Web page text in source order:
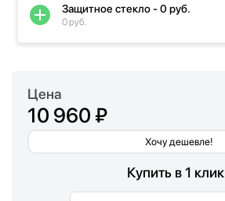
Цена
10 960 ₽
Хочу дешевле!
Купить в 1 клик
Защитное стекло - 0 руб.
0 руб.